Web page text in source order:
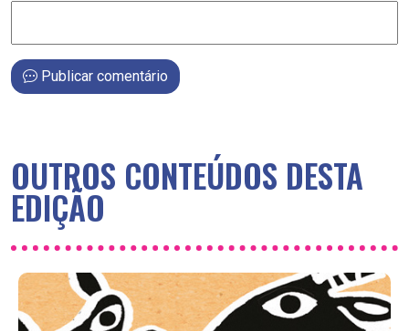
Publicar comentário
OUTROS CONTEÚDOS DESTA
EDIÇÃO